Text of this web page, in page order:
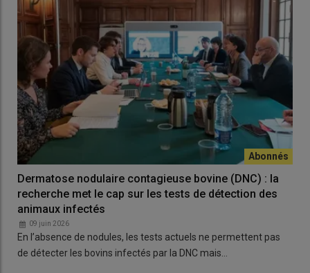
Dermatose nodulaire contagieuse bovine (DNC) : la
recherche met le cap sur les tests de détection des
animaux infectés
09 juin 2026
En l’absence de nodules, les tests actuels ne permettent pas
de détecter les bovins infectés par la DNC mais…